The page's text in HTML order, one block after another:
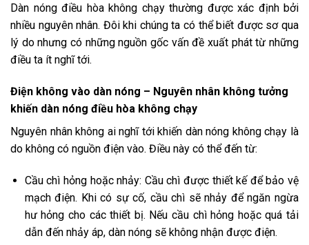
Dàn nóng điều hòa không chạy thường được xác định bởi
nhiều nguyên nhân. Đôi khi chúng ta có thể biết được sơ qua
lý do nhưng có những nguồn gốc vấn đề xuất phát từ những
điều ta ít nghĩ tới.
Điện không vào dàn nóng – Nguyên nhân không tưởng
khiến dàn nóng điều hòa không chạy
Nguyên nhân không ai nghĩ tới khiến dàn nóng không chạy là
do không có nguồn điện vào. Điều này có thể đến từ:
Cầu chì hỏng hoặc nhảy: Cầu chì được thiết kế để bảo vệ
mạch điện. Khi có sự cố, cầu chì sẽ nhảy để ngăn ngừa
hư hỏng cho các thiết bị. Nếu cầu chì hỏng hoặc quá tải
dẫn đến nhảy áp, dàn nóng sẽ không nhận được điện.